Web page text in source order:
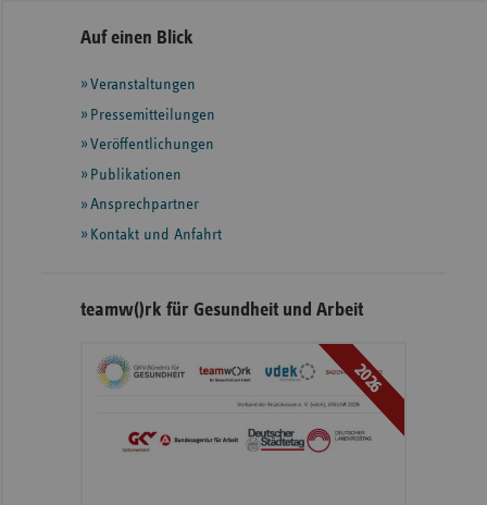
Seitennavigation
Seitenleiste
weiteren
Informationen
Auf einen Blick
Veranstaltungen
Pressemitteilungen
Veröffentlichungen
Publikationen
Ansprechpartner
Kontakt und Anfahrt
teamw()rk für Gesundheit und Arbeit
2026